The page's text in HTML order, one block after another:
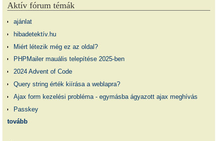
Aktív fórum témák
ajánlat
hibadetektív.hu
Miért létezik még ez az oldal?
PHPMailer mauális telepítése 2025-ben
2024 Advent of Code
Query string érték kiírása a weblapra?
Ajax form kezelési probléma - egymásba ágyazott ajax meghívás
Passkey
tovább